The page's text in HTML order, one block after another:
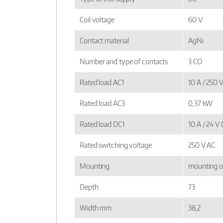
Coil voltage 60 V
Contact material AgNi
Number and type of contacts 3 CO
Rated load AC1 10 A / 250
Rated load AC3 0,37 kW
Rated load DC1 10 A / 24 V
Rated switching voltage 250 V AC
Mounting mounting
Depth 73
Width mm 38,2